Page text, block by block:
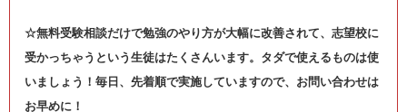
☆無料受験相談だけで勉強のやり方が大幅に改善されて、志望校に
受かっちゃうという生徒はたくさんいます。タダで使えるものは使
いましょう！毎日、先着順で実施していますので、お問い合わせは
お早めに！